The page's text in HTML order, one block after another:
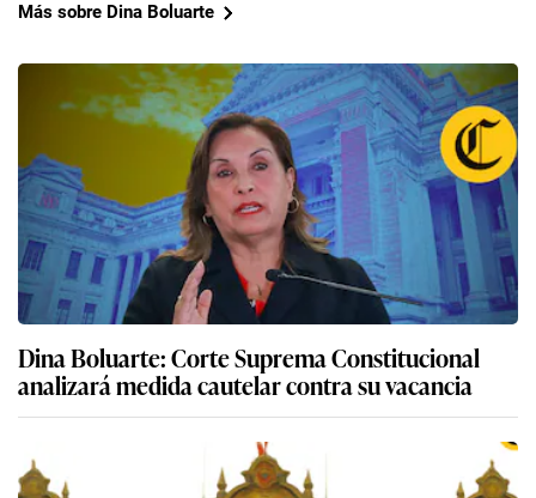
Más sobre Dina Boluarte
Dina Boluarte: Corte Suprema Constitucional
analizará medida cautelar contra su vacancia